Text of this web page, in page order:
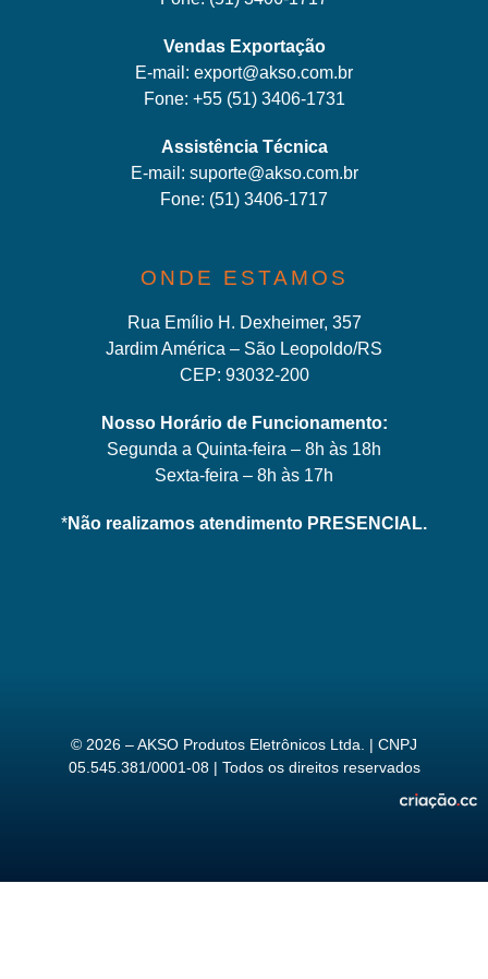
Vendas Exportação
E-mail: export@akso.com.br
Fone: +55 (51) 3406-1731
Assistência Técnica
E-mail: suporte@akso.com.br
Fone: (51) 3406-1717
ONDE ESTAMOS
Rua Emílio H. Dexheimer, 357
Jardim América – São Leopoldo/RS
CEP: 93032-200
Nosso Horário de Funcionamento:
Segunda a Quinta-feira – 8h às 18h
Sexta-feira – 8h às 17h
*Não realizamos atendimento PRESENCIAL.
© 2026 – AKSO Produtos Eletrônicos Ltda. | CNPJ
05.545.381/0001-08 | Todos os direitos reservados